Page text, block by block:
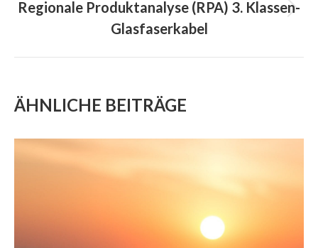
Next
project:
Regionale Produktanalyse (RPA) 3. Klassen-
Glasfaserkabel
ÄHNLICHE BEITRÄGE